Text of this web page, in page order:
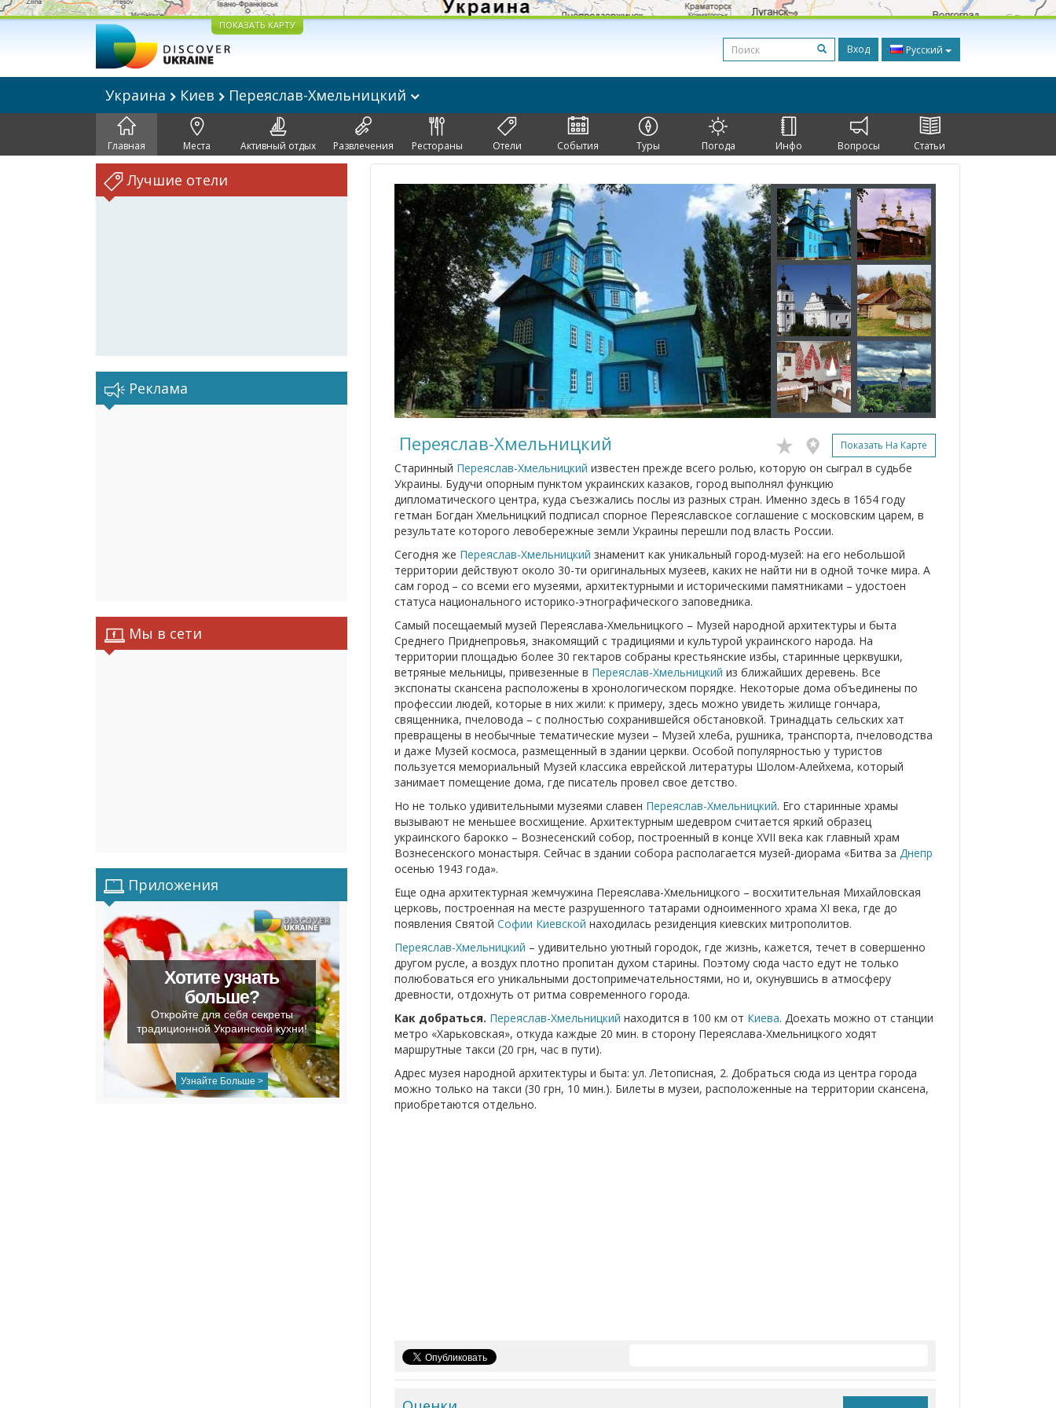
ПОКАЗАТЬ КАРТУ
Вход Русский
Украина Киев Переяслав-Хмельницкий
Главная Места Активный отдых Развлечения Рестораны Отели События Туры Погода Инфо Вопросы Статьи
Лучшие отели
Реклама
Мы в сети
Приложения
Хотите узнать
больше?
Откройте для себя секреты
традиционной Украинской кухни!
Узнайте Больше >
Переяслав-Хмельницкий Показать На Карте
Старинный Переяслав-Хмельницкий известен прежде всего ролью, которую он сыграл в судьбе
Украины. Будучи опорным пунктом украинских казаков, город выполнял функцию
дипломатического центра, куда съезжались послы из разных стран. Именно здесь в 1654 году
гетман Богдан Хмельницкий подписал спорное Переяславское соглашение с московским царем, в
результате которого левобережные земли Украины перешли под власть России.
Сегодня же Переяслав-Хмельницкий знаменит как уникальный город-музей: на его небольшой
территории действуют около 30-ти оригинальных музеев, каких не найти ни в одной точке мира. А
сам город – со всеми его музеями, архитектурными и историческими памятниками – удостоен
статуса национального историко-этнографического заповедника.
Самый посещаемый музей Переяслава-Хмельницкого – Музей народной архитектуры и быта
Среднего Приднепровья, знакомящий с традициями и культурой украинского народа. На
территории площадью более 30 гектаров собраны крестьянские избы, старинные церквушки,
ветряные мельницы, привезенные в Переяслав-Хмельницкий из ближайших деревень. Все
экспонаты скансена расположены в хронологическом порядке. Некоторые дома объединены по
профессии людей, которые в них жили: к примеру, здесь можно увидеть жилище гончара,
священника, пчеловода – с полностью сохранившейся обстановкой. Тринадцать сельских хат
превращены в необычные тематические музеи – Музей хлеба, рушника, транспорта, пчеловодства
и даже Музей космоса, размещенный в здании церкви. Особой популярностью у туристов
пользуется мемориальный Музей классика еврейской литературы Шолом-Алейхема, который
занимает помещение дома, где писатель провел свое детство.
Но не только удивительными музеями славен Переяслав-Хмельницкий. Его старинные храмы
вызывают не меньшее восхищение. Архитектурным шедевром считается яркий образец
украинского барокко – Вознесенский собор, построенный в конце XVII века как главный храм
Вознесенского монастыря. Сейчас в здании собора располагается музей-диорама «Битва за Днепр
осенью 1943 года».
Еще одна архитектурная жемчужина Переяслава-Хмельницкого – восхитительная Михайловская
церковь, построенная на месте разрушенного татарами одноименного храма XI века, где до
появления Святой Софии Киевской находилась резиденция киевских митрополитов.
Переяслав-Хмельницкий – удивительно уютный городок, где жизнь, кажется, течет в совершенно
другом русле, а воздух плотно пропитан духом старины. Поэтому сюда часто едут не только
полюбоваться его уникальными достопримечательностями, но и, окунувшись в атмосферу
древности, отдохнуть от ритма современного города.
Как добраться. Переяслав-Хмельницкий находится в 100 км от Киева. Доехать можно от станции
метро «Харьковская», откуда каждые 20 мин. в сторону Переяслава-Хмельницкого ходят
маршрутные такси (20 грн, час в пути).
Адрес музея народной архитектуры и быта: ул. Летописная, 2. Добраться сюда из центра города
можно только на такси (30 грн, 10 мин.). Билеты в музеи, расположенные на территории скансена,
приобретаются отдельно.